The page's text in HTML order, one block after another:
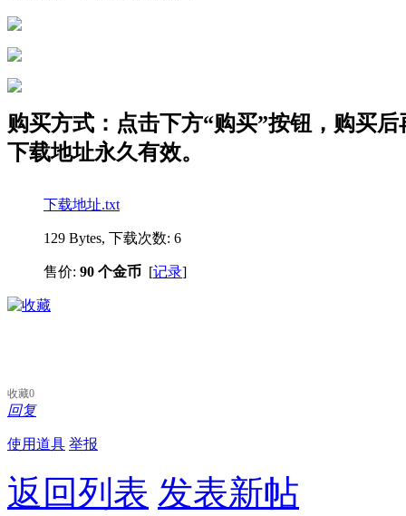
购买方式：点击下方“购买”按钮，购买
下载地址永久有效。
下载地址.txt
129 Bytes, 下载次数: 6
售价: 90 个金币 [记录]
收藏0
回复
使用道具 举报
返回列表 发表新帖